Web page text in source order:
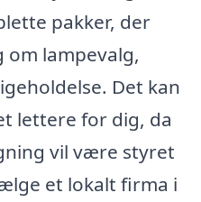
pakker, der
lampevalg,
Det kan
lettere for dig, da
vil være styret
et lokalt firma i